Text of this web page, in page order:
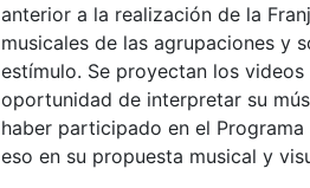
anterior a la realización de la
musicales de las agrupaciones y
estímulo. Se proyectan los
oportunidad de interpretar su
haber participado en el
eso en su propuesta musical y